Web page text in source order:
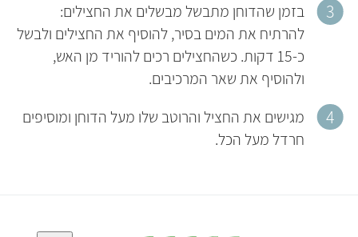
בזמן שהדוחן מתבשל מבשלים את החצילים:
להרתיח את המים בסיר, להוסיף את החצילים ולבשל
כ-15 דקות. כשהחצילים רכים להוריד מן האש,
ולהוסיף את שאר המרכיבים.
מגישים את החציל והרוטב שלו מעל הדוחן ומוסיפים
חרדל מעל הכל.